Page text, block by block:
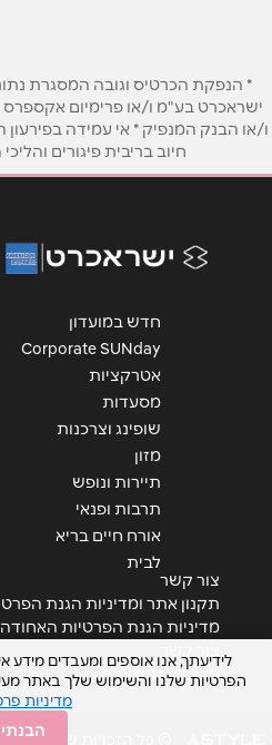
נושא
אנא חזרו אלי בקשר ל...
* הנפקת הכרטיס וגובה המסגרת
ישראכרט בע"מ ו/או פרימיום
ו/או הבנק המנפיק * אי עמידה
חיוב בריבית פיגורים
חדש במועדון
Corporate SUNday
אטרקציות
מסעדות
שופינג וצרכנות
מזון
תיירות ונופש
תרבות ופנאי
אורח חיים בריא
לבית
צור קשר
תקנון אתר ומדיניות הגנת
מדיניות הגנת הפרטיות
הצהרת נגישות
© כל הזכויות שמורות STYLE ניהול מועדוני לקוחות
לידיעתך, אנו אוספים ומעבדים מידע
הפרטיות שלנו והשימוש שלך באתר
מדיניות
הבנתי